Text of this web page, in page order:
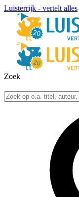
Luisterrijk - vertelt alles
Zoek